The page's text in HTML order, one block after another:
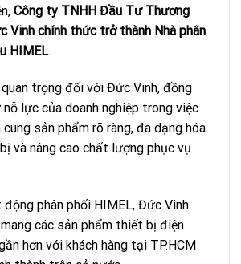
Công ty TNHH Đầu Tư Thương
Vinh chính thức trở thành Nhà phân
HIMEL.
trọng đối với Đức Vinh, đồng
lực của doanh nghiệp trong việc
sản phẩm rõ ràng, đa dạng hóa
và nâng cao chất lượng phục vụ
động phân phối HIMEL, Đức Vinh
các sản phẩm thiết bị điện
hơn với khách hàng tại TP.HCM